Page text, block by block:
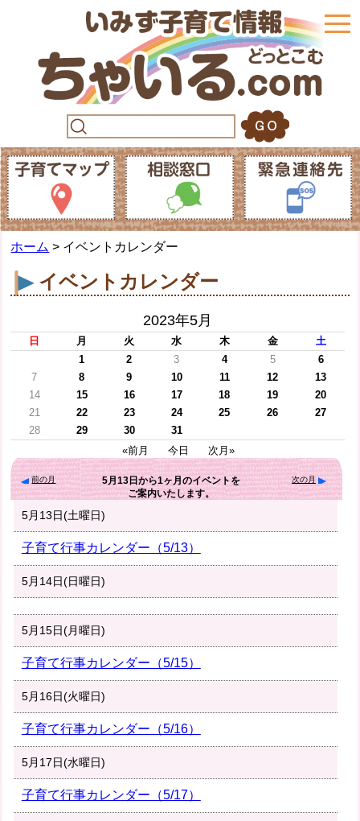
ホーム > イベントカレンダー
イベントカレンダー
2023年5月
日 月 火 水 木 金
土
1
2 3 4 5
6
7
8 9 10 11 12
13
14
15 16 17 18 19
20
21
22 23 24 25 26
27
28
29 30
31
«前月
今日 次月»
前の月 5月13日 から1ヶ月のイベントを
ご案内いたします。
次の月
5月13日(土曜日)
子育て行事カレンダー（5/13）
5月14日(日曜日)
5月15日(月曜日)
子育て行事カレンダー（5/15）
5月16日(火曜日)
子育て行事カレンダー（5/16）
5月17日(水曜日)
子育て行事カレンダー（5/17）